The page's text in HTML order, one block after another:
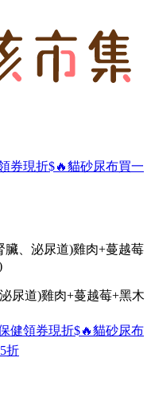
券現折$🔥貓砂尿布買一
臟、泌尿道)雞肉+蔓越莓
尿道)雞肉+蔓越莓+黑木
健領券現折$🔥貓砂尿布
折